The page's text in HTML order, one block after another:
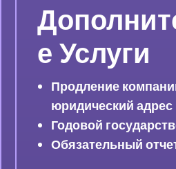
Е Услуги
Продление
юридический адрес
Годовой
Обязательный